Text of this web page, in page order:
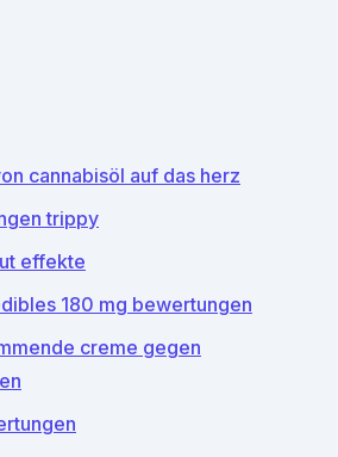
cannabisöl auf das herz
trippy
effekte
180 mg bewertungen
creme gegen